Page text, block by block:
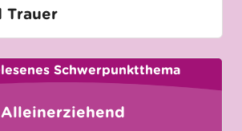
Trauer
Schwerpunktthema
Alleinerziehend